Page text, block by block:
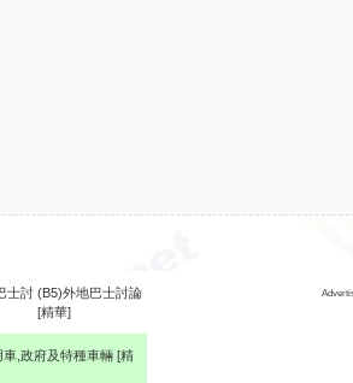
士討 (B5)外地巴士討論
[精華]
,政府及特種車輛 [精